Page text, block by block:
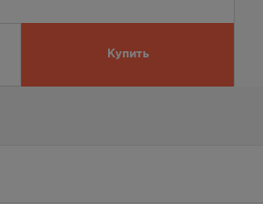
Купить